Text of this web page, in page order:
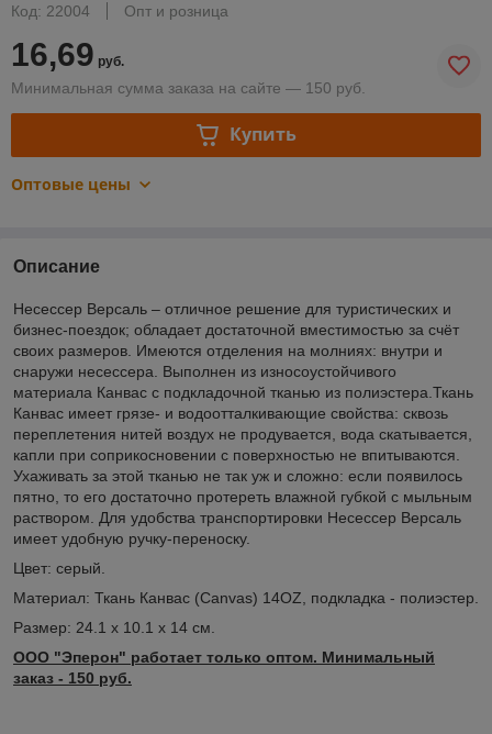
Код: 22004
Опт и розница
16,69 руб.
Минимальная сумма заказа на сайте — 150 руб.
Купить
Оптовые цены
Описание
Несессер Версаль – отличное решение для туристических и
бизнес-поездок; обладает достаточной вместимостью за счёт
своих размеров. Имеются отделения на молниях: внутри и
снаружи несессера. Выполнен из износоустойчивого
материала Канвас с подкладочной тканью из полиэстера.Ткань
Канвас имеет грязе- и водоотталкивающие свойства: сквозь
переплетения нитей воздух не продувается, вода скатывается,
капли при соприкосновении с поверхностью не впитываются.
Ухаживать за этой тканью не так уж и сложно: если появилось
пятно, то его достаточно протереть влажной губкой с мыльным
раствором. Для удобства транспортировки Несессер Версаль
имеет удобную ручку-переноску.
Цвет: серый.
Материал: Ткань Канвас (Canvas) 14OZ, подкладка - полиэстер.
Размер: 24.1 x 10.1 x 14 см.
ООО "Эперон" работает только оптом. Минимальный
заказ - 150 руб.